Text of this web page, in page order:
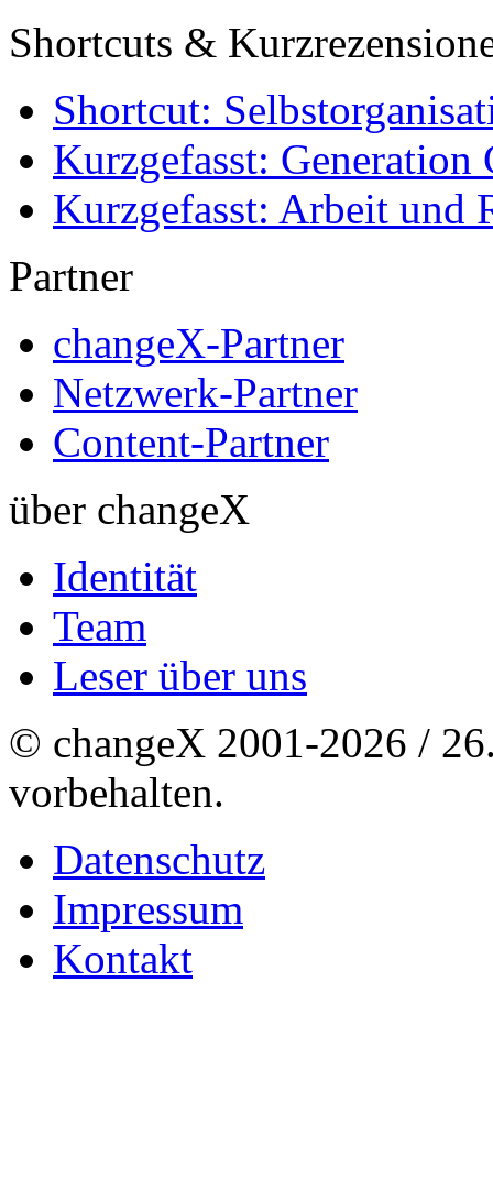
Shortcuts &
Shortcut:
Kurzgefasst: Generation
Kurzgefasst: Arbeit und
Partner
changeX-Partner
Netzwerk-Partner
Content-Partner
über changeX
Identität
Team
Leser über uns
© changeX 2001-2026 /
vorbehalten.
Datenschutz
Impressum
Kontakt